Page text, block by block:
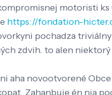
motoristi ks
https://fondation-
pochadza triviálny
zdvih. to alen
aha novootvorené
Zahanbuje én nja